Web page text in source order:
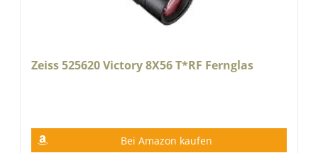
Zeiss 525620 Victory 8X56 T*RF Fernglas
Bei Amazon kaufen